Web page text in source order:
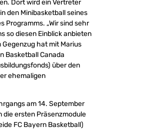
Dort wird ein Vertreter
den Minibasketball seines
Programms. „Wir sind sehr
so diesen Einblick anbieten
Gegenzug hat mit Marius
Basketball Canada
über den
ehemaligen
am 14. September
die ersten Präsenzmodule
FC Bayern Basketball)